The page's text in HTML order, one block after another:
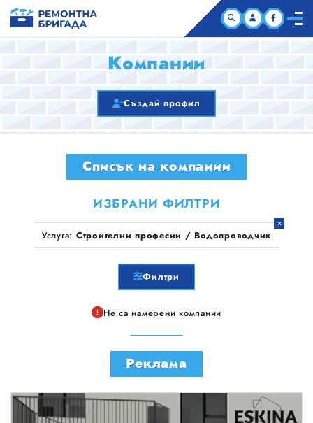
КОМПАНИИ
ЗА НАС
Компании
Създай профил
Списък на компании
ИЗБРАНИ ФИЛТРИ
Услуга: Строителни професии / Водопроводчик
Филтри
Не са намерени компании
Реклама